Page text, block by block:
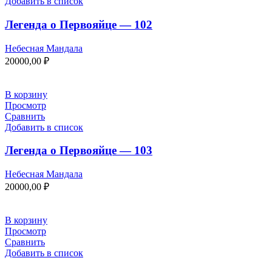
Легенда о Первояйце — 102
Небесная Мандала
20000,00 ₽
В корзину
Просмотр
Сравнить
Добавить в список
Легенда о Первояйце — 103
Небесная Мандала
20000,00 ₽
В корзину
Просмотр
Сравнить
Добавить в список